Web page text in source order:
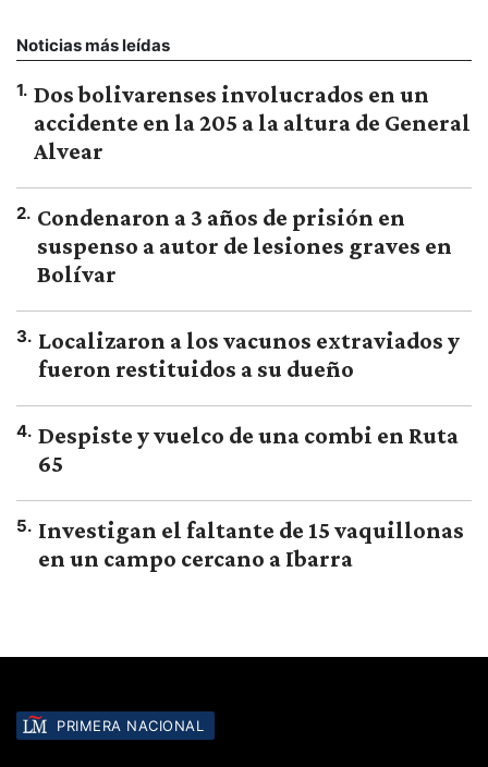
Noticias más leídas
1. Dos bolivarenses involucrados en un
accidente en la 205 a la altura de General
Alvear
2. Condenaron a 3 años de prisión en
suspenso a autor de lesiones graves en
Bolívar
3. Localizaron a los vacunos extraviados y
fueron restituidos a su dueño
4. Despiste y vuelco de una combi en Ruta
65
5. Investigan el faltante de 15 vaquillonas
en un campo cercano a Ibarra
PRIMERA NACIONAL